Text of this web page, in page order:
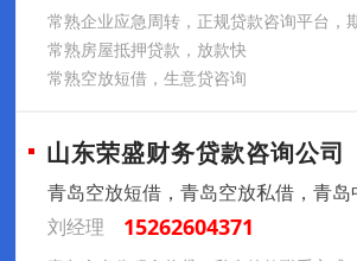
常熟企业应急周转，正规贷款咨询平台，
常熟房屋抵押贷款，放款快
常熟空放短借，生意贷咨询
山东荣盛财务贷款咨询公司
青岛空放短借，青岛空放私借，青
刘经理
15262604371